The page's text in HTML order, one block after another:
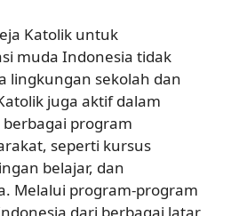
Katolik untuk
muda Indonesia tidak
lingkungan sekolah dan
juga aktif dalam
program
seperti kursus
belajar, dan
Melalui program-program
dari berbagai latar